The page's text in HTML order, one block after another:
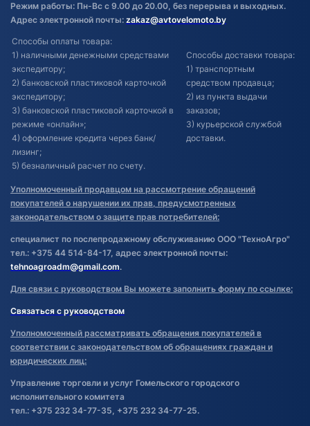
Режим работы: Пн-Вс с 9.00 до 20.00, без перерыва и выходных.
Адрес электронной почты: zakaz@avtovelomoto.by
Способы оплаты товара:
1) наличными денежными средствами
экспедитору;
2) банковской пластиковой карточкой
экспедитору;
3) банковской пластиковой карточкой в
режиме «онлайн»;
4) оформление кредита через банк/
лизинг;
5) безналичный расчет по счету.
Способы доставки товара:
1) транспортным
средством продавца;
2) из пункта выдачи
заказов;
3) курьерской службой
доставки.
Уполномоченный продавцом на рассмотрение обращений
покупателей о нарушении их прав, предусмотренных
законодательством о защите прав потребителей:
специалист по послепродажному обслуживанию ООО "ТехноАгро"
тел.: +375 44 514-84-17, адрес электронной почты:
tehnoagroadm@gmail.com.
Для связи с руководством Вы можете заполнить форму по ссылке:
Связаться с руководством
Уполномоченный рассматривать обращения покупателей в
соответствии с законодательством об обращениях граждан и
юридических лиц:
Управление торговли и услуг Гомельского городского
исполнительного комитета
тел.: +375 232 34-77-35, +375 232 34-77-25.